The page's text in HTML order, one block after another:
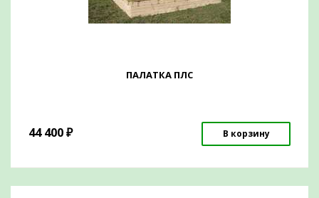
ПАЛАТКА ПЛС
44 400₽ В корзину